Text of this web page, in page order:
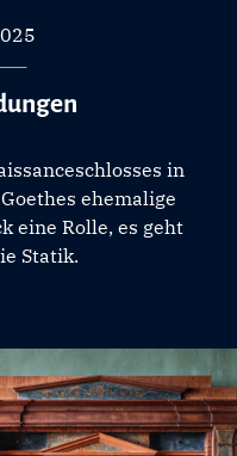
in
ehemalige
eine Rolle, es geht
Statik.